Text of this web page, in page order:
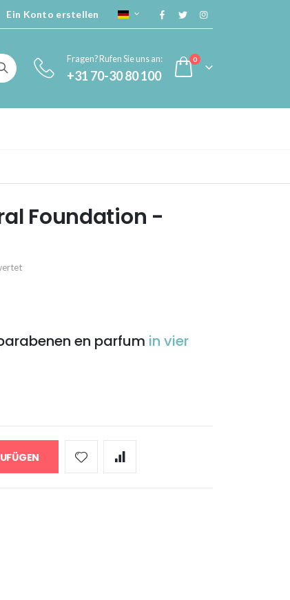
Ein Konto erstellen SPRACHE
Fragen? Rufen Sie uns an:
+31 70-30 80 100 Cart
0Artikel
Foundation -
en parfum in vier